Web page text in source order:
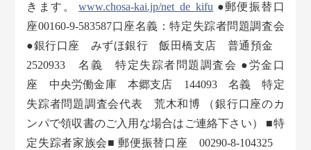
きます。www.chosa-kai.jp/net_de_kifu ●郵便振替口
座00160-9-583587口座名義：特定失踪者問題調査会
●銀行口座 みずほ銀行 飯田橋支店 普通預金
2520933 名義 特定失踪者問題調査会 ●労金口
座 中央労働金庫 本郷支店 144093 名義 特定
失踪者問題調査会代表 荒木和博 （銀行口座のカ
ンパで領収書のご入用な場合はご連絡下さい） ■特
定失踪者家族会■ 郵便振替口座 00290-8-104325